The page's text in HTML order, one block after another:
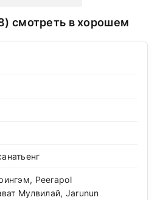
Peerapol
Мулвилай, Jarunun